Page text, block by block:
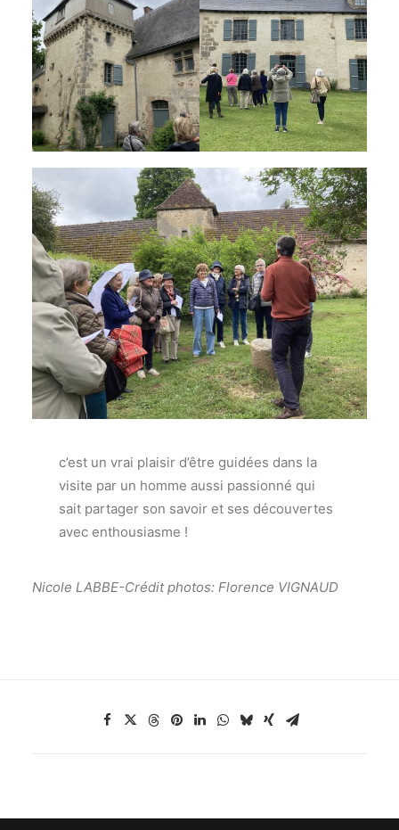
c’est un vrai plaisir d’être guidées dans la
visite par un homme aussi passionné qui
sait partager son savoir et ses découvertes
avec enthousiasme !
Nicole LABBE-Crédit photos: Florence VIGNAUD